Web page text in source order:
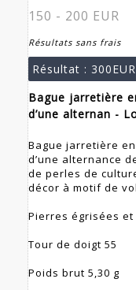
150 - 200 EUR
Résultats sans frais
Résultat : 300EUR
Bague jarretière
d’une alternan -
Bague jarretière
d’une alternance
de perles de
décor à motif de
Pierres égrisées
Tour de doigt 55
Poids brut 5,30 g